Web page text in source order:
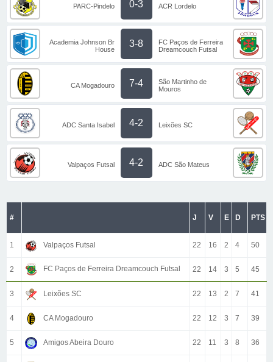
PARC-Pindelo 0-3 ACR Lordelo
Academia Johnson Br
House
3-8
FC Paços de Ferreira
Dreamcouch Futsal
CA Mogadouro 7-4
São Martinho de
Mouros
ADC Santa Isabel 4-2 Leixões SC
Valpaços Futsal 4-2 ADC São Mateus
# J V E D PTS
1 Valpaços Futsal 22 16 2 4 50
2 FC Paços de Ferreira Dreamcouch Futsal 22 14 3 5 45
3 Leixões SC 22 13 2 7 41
4 CA Mogadouro 22 12 3 7 39
5 Amigos Abeira Douro 22 11 3 8 36